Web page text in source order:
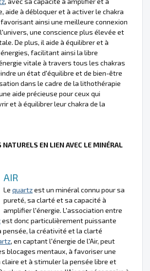
aide à débloquer et à activer le chakra
ainsi une meilleure connexion
une conscience plus élevée et
De plus, il aide à équilibrer et à
facilitant ainsi la libre
vitale à travers tous les chakras
un état d'équilibre et de bien-être
dans le cadre de la lithothérapie
aide précieuse pour ceux qui
et à équilibrer leur chakra de la
NATURELS EN LIEN AVEC LE MINÉRAL
AIR
Le quartzest un minéral connu pour sa
pureté, sa clarté et sa capacité à
amplifier l'énergie. L'association entre
est donc particulièrement puissante
pensée, la créativité et la clarté
, en captant l'énergie de l'Air, peut
blocages mentaux, à favoriser une
et à stimuler la pensée libre et